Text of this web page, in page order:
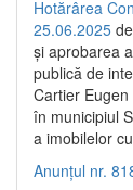
Hotărârea
25.06.2025
și aprobarea
publică de
Cartier
în municipiul
a imobilelor
Anunțul nr.